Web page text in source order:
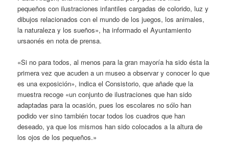
pequeños con ilustraciones infantiles cargadas de colorido, luz y
dibujos relacionados con el mundo de los juegos, los animales,
la naturaleza y los sueños», ha informado el Ayuntamiento
ursaonés en nota de prensa.
«Si no para todos, al menos para la gran mayoría ha sido ésta la
primera vez que acuden a un museo a observar y conocer lo que
es una exposición», indica el Consistorio, que añade que la
muestra recoge «un conjunto de ilustraciones que han sido
adaptadas para la ocasión, pues los escolares no sólo han
podido ver sino también tocar todos los cuadros que han
deseado, ya que los mismos han sido colocados a la altura de
los ojos de los pequeños.»